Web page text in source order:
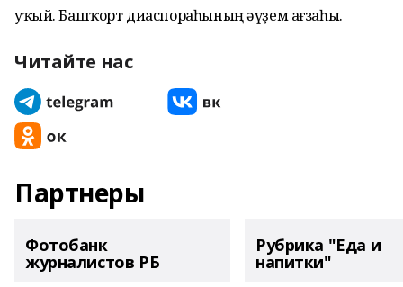
уҡый. Башҡорт диаспораһының әүҙем ағзаһы.
Читайте нас
Партнеры
Фотобанк
журналистов РБ
Рубрика "Еда и
напитки"